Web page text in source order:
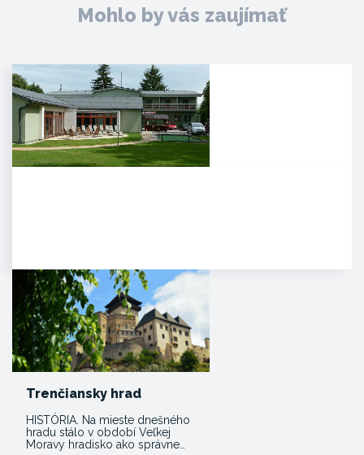
Mohlo by vás zaujímať
Trenčiansky hrad
HISTÓRIA. Na mieste dnešného
hradu stálo v období Veľkej
Moravy hradisko ako správne…